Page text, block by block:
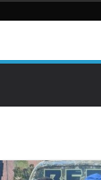
em encontro na